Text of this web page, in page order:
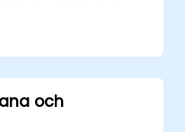
och